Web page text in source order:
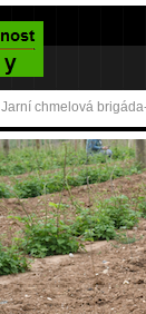
Jarní chmelová